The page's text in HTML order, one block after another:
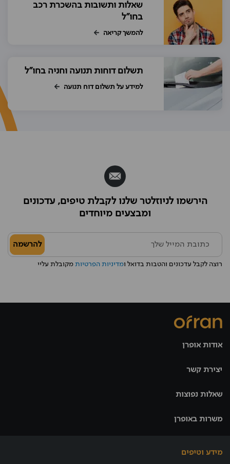
שאלות ותשובות בהשכרת רכב
בחו"ל
להמשך קריאה
תשלום דוחות תנועה וחניה בחו"ל
למידע על תשלום דוח תנועה
הירשמו לניוזלטר שלנו לקבלת טיפים, עדכונים
ומבצעים מיוחדים
רוצה לקבל עדכונים והטבות בדואל ומדיניות הפרטיות מקובלת עליי
להרשמה
אודות אופרן
יצירת קשר
שאלות נפוצות
משרות באופרן
מידע וטיפים